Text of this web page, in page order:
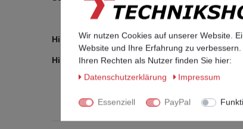
Hinweis: Das Telefon wird vor Auslieferung
Hinweis: Je nach Verfügbarkeit liefern wir
Wir nutzen Cookies auf unserer Website.
Website und Ihre Erfahrung zu
Ihren Rechten als Nutzer finden Sie hier:
Daten­schutz­erklärung
Impressum
Essenziell PayPal